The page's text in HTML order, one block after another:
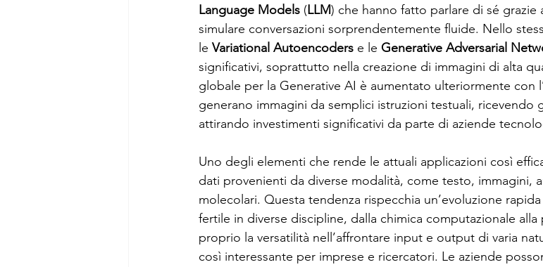
Language Models (LLM) che hanno fatto parlare di sé
simulare conversazioni sorprendentemente fluide. Nello
le Variational Autoencoders e le Generative Adversarial
significativi, soprattutto nella creazione di immagini di alta
globale per la Generative AI è aumentato ulteriormente con
generano immagini da semplici istruzioni testuali, ricevendo
attirando investimenti significativi da parte di aziende
Uno degli elementi che rende le attuali applicazioni così
dati provenienti da diverse modalità, come testo, immagini,
molecolari. Questa tendenza rispecchia un’evoluzione
fertile in diverse discipline, dalla chimica computazionale
proprio la versatilità nell’affrontare input e output di varia
così interessante per imprese e ricercatori. Le aziende